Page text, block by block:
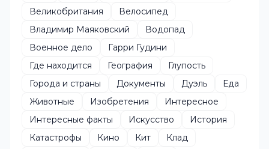
Великобритания
Велосипед
Владимир Маяковский
Водопад
Военное дело
Гарри Гудини
Где находится
География
Глупость
Города и страны
Документы Дуэль
Еда
Животные
Изобретения
Интересное
Интересные факты
Искусство
История
Катастрофы
Кино Кит
Клад